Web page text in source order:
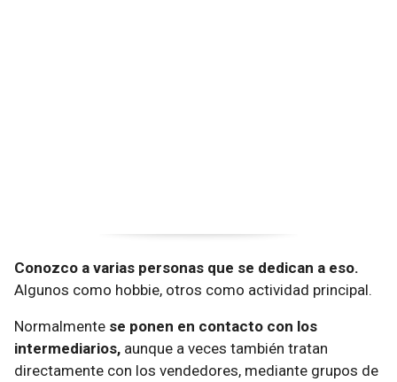
Conozco a varias personas que se dedican a eso.
Algunos como hobbie, otros como actividad principal.
Normalmente se ponen en contacto con los
intermediarios, aunque a veces también tratan
directamente con los vendedores, mediante grupos de